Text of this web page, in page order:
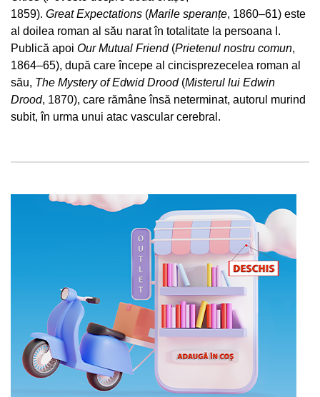
1859). Great Expectations (Marile speranțe, 1860–61) este
al doilea roman al său narat în totalitate la persoana I.
Publică apoi Our Mutual Friend (Prietenul nostru comun,
1864–65), după care începe al cincisprezecelea roman al
său, The Mystery of Edwid Drood(Misterul lui Edwin
Drood, 1870), care rămâne însă neterminat, autorul murind
subit, în urma unui atac vascular cerebral.